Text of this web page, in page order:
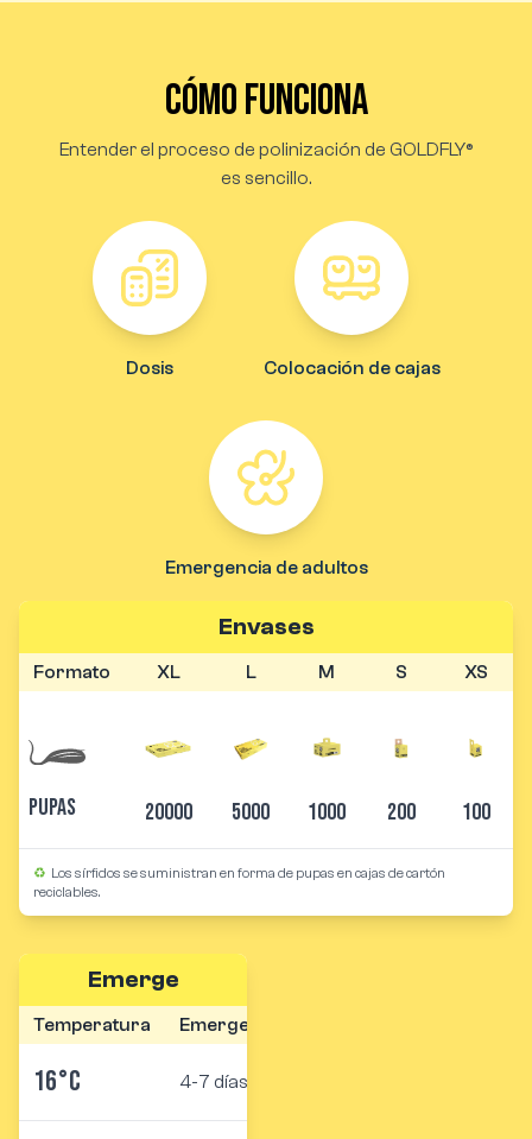
Cómo funciona
Entender el proceso de polinización de GOLDFLY®
es sencillo.
Dosis Colocación de cajas
Emergencia de adultos
Envases
Formato XL L M S XS
Pupas 20000 5000 1000 200 100
♻ Los sírfidos se suministran en forma de pupas en cajas de cartón
reciclables.
Emerge
Temperatura Emergencia
16°C 4-7 días